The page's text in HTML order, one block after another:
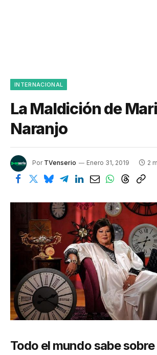
INTERNACIONAL
La Maldición de
Naranjo
Por TVenserio Enero 31, 2019 2
Todo el mundo sabe